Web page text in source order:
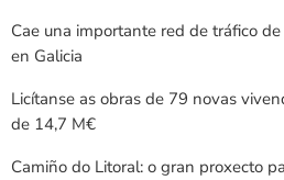
Cae una importante red de tráfico
en Galicia
Licítanse as obras de 79 novas
de 14,7 M€
Camiño do Litoral: o gran proxecto